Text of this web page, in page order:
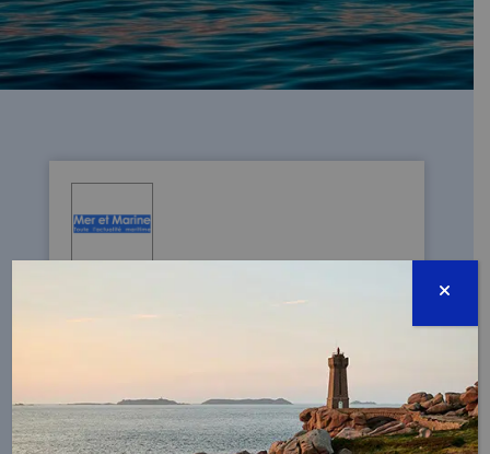
JOURNÉE MONDIALE DES HERBIERS
27/02/2026 - À l’approche du 1er mars -
Journée mondiale des herbiers marins, la
Fondation de la Mer lance l’alerte : ces «
prairies sous-marines » régressent à une
vitesse préoccupante.